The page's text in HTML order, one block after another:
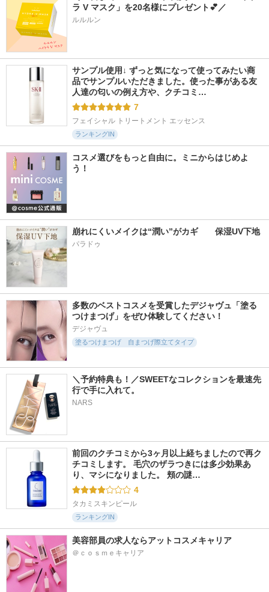
ラ V マスク」を20名様にプレゼント💕／
ルルルン
サンプル使用↓ ずっと気になって使ってみたい商
品でサンプルいただきました。使った事がある友
人達の匂いの例え方や、クチコミ…
7
フェイシャル トリートメント エッセンス
ランキングIN
コスメ選びをもっと自由に。ミニからはじめよ
う！
崩れにくいメイクは“潤い”がカギ　　保湿UV下地
パラドゥ
多数のベストコスメを受賞したデジャヴュ「塗る
つけまつげ」をぜひ体験してください！
デジャヴュ
塗るつけまつげ 自まつげ際立てタイプ
＼予約特典も！／SWEETなコレクションを最速先
行で手に入れて。
NARS
前回のクチコミから3ヶ月以上経ちましたので再ク
チコミします。 毛穴のザラつきには多少効果あ
り、マシになりました。 頬の謎…
4
タカミスキンピール
ランキングIN
美容部員の求人ならアットコスメキャリア
＠ｃｏｓｍｅキャリア